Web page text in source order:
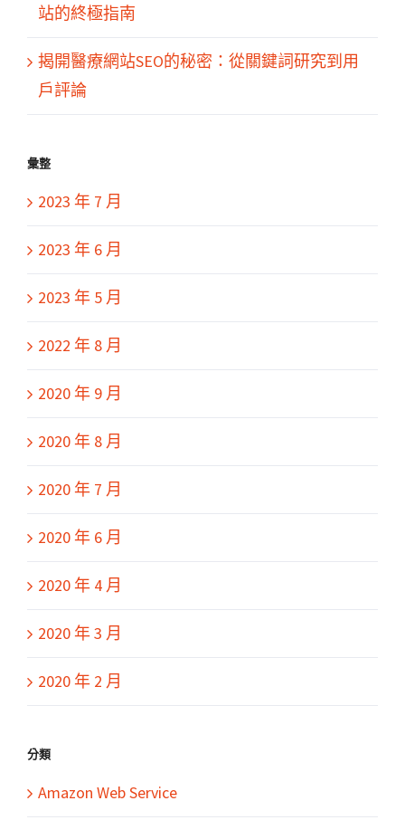
站的終極指南
揭開醫療網站SEO的秘密：從關鍵詞研究到用
戶評論
彙整
2023 年 7 月
2023 年 6 月
2023 年 5 月
2022 年 8 月
2020 年 9 月
2020 年 8 月
2020 年 7 月
2020 年 6 月
2020 年 4 月
2020 年 3 月
2020 年 2 月
分類
Amazon Web Service